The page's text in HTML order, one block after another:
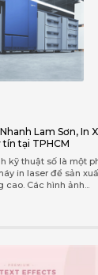
Lam Sơn, In
tại TPHCM
kỹ thuật số là một
in laser để sản
Các hình ảnh...